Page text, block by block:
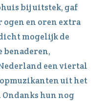
bij uitstek, gaf
ogen en oren extra
mogelijk de
benaderen,
een viertal
uit het
hun nog